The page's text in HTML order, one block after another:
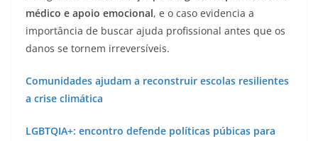
médico e apoio emocional, e o caso evidencia a
importância de buscar ajuda profissional antes que os
danos se tornem irreversíveis.
Comunidades ajudam a reconstruir escolas resilientes
a crise climática
LGBTQIA+: encontro defende políticas púbicas para